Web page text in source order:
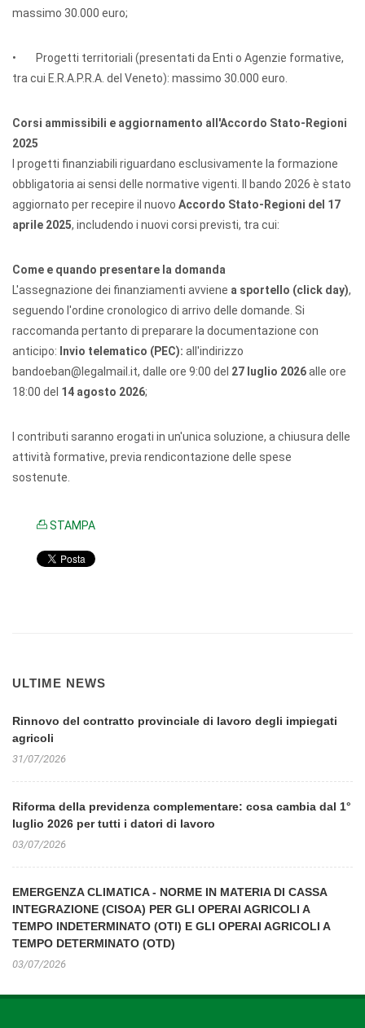
massimo 30.000 euro;
• Progetti territoriali (presentati da Enti o Agenzie formative,
tra cui E.R.A.P.R.A. del Veneto): massimo 30.000 euro.
Corsi ammissibili e aggiornamento all'Accordo Stato-Regioni
2025
I progetti finanziabili riguardano esclusivamente la formazione
obbligatoria ai sensi delle normative vigenti. Il bando 2026 è stato
aggiornato per recepire il nuovo Accordo Stato-Regioni del 17
aprile 2025, includendo i nuovi corsi previsti, tra cui:
Come e quando presentare la domanda
L'assegnazione dei finanziamenti avviene a sportello (click day),
seguendo l'ordine cronologico di arrivo delle domande. Si
raccomanda pertanto di preparare la documentazione con
anticipo: Invio telematico (PEC): all'indirizzo
bandoeban@legalmail.it, dalle ore 9:00 del 27 luglio 2026alle ore
18:00 del 14 agosto 2026;
I contributi saranno erogati in un'unica soluzione, a chiusura delle
attività formative, previa rendicontazione delle spese
sostenute.
STAMPA
ULTIME NEWS
Rinnovo del contratto provinciale di lavoro degli impiegati
agricoli
31/07/2026
Riforma della previdenza complementare: cosa cambia dal 1°
luglio 2026 per tutti i datori di lavoro
03/07/2026
EMERGENZA CLIMATICA - NORME IN MATERIA DI CASSA
INTEGRAZIONE (CISOA) PER GLI OPERAI AGRICOLI A
TEMPO INDETERMINATO (OTI) E GLI OPERAI AGRICOLI A
TEMPO DETERMINATO (OTD)
03/07/2026